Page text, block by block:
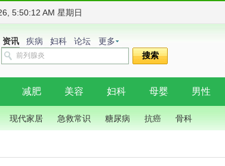
5:50:13 AM 星期日
资讯 疾病 妇科 论坛 更多
搜索
减肥 美容 妇科 母婴 男性
现代家居 急救常识 糖尿病 抗癌 骨科